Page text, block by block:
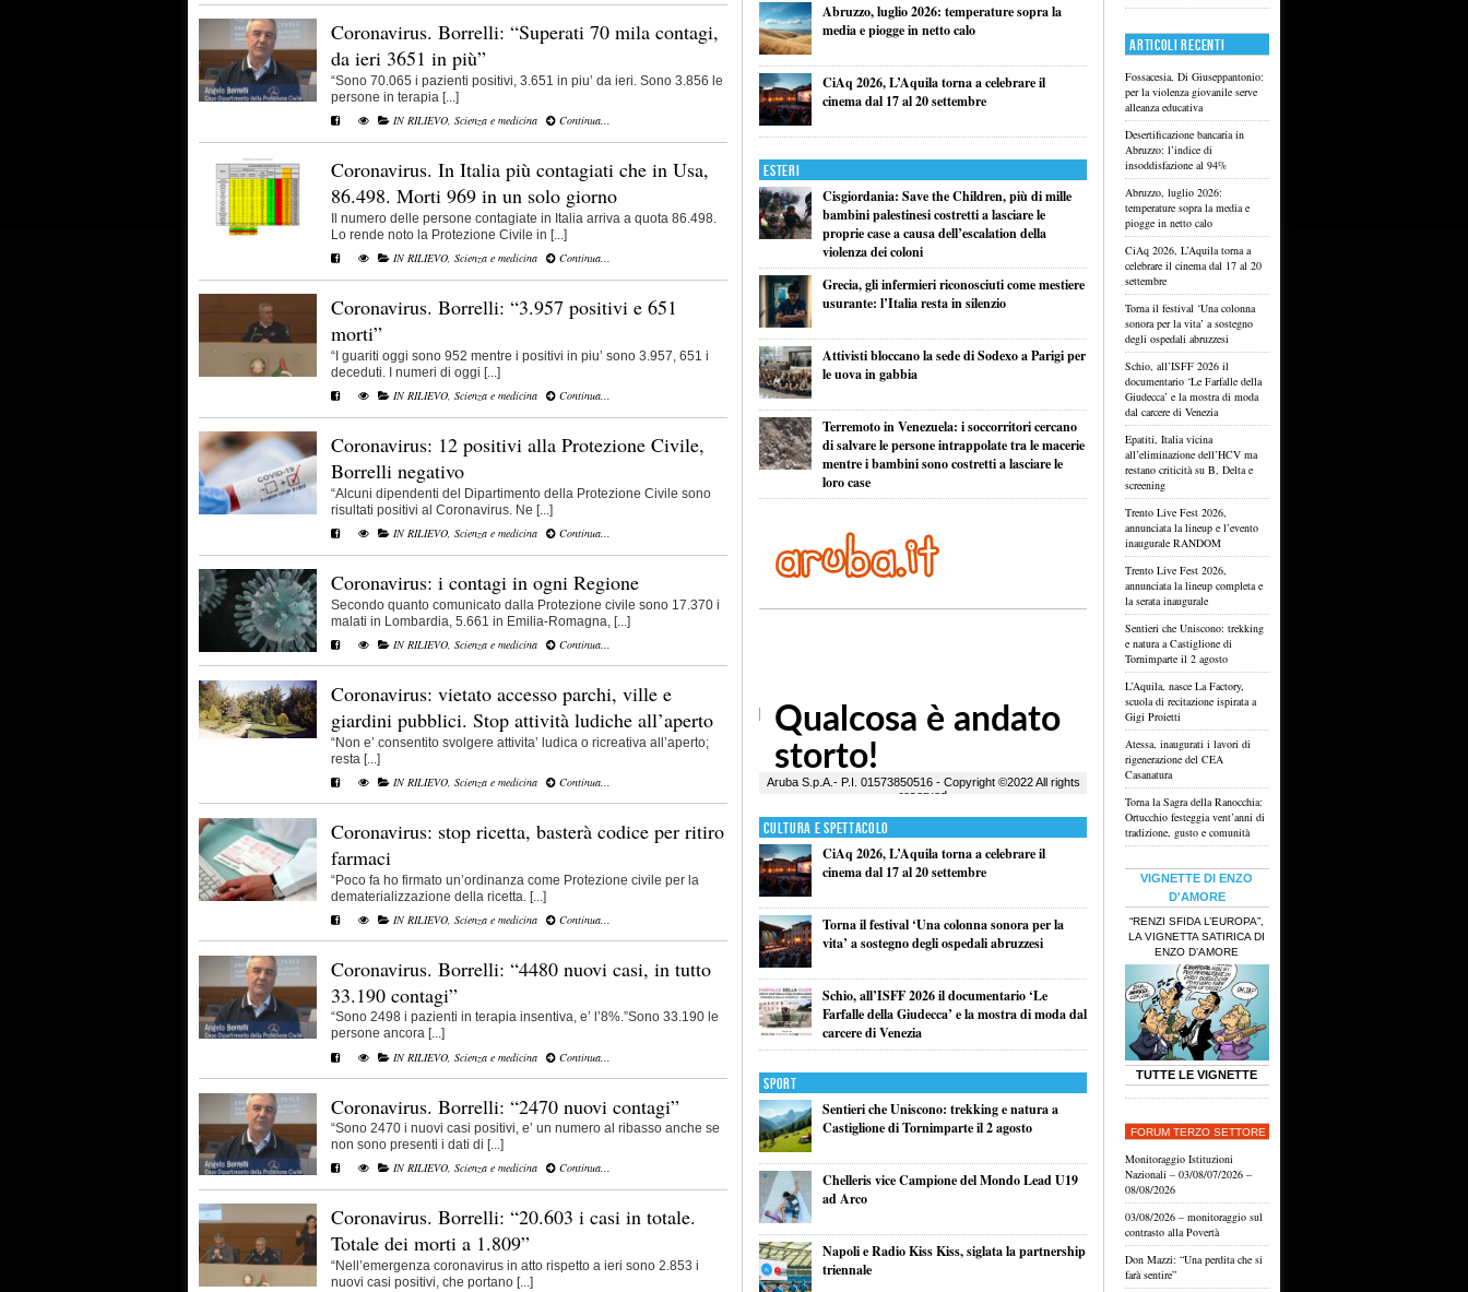
Coronavirus. Borrelli: “Superati 70 mila contagi,
da ieri 3651 in più”
“Sono 70.065 i pazienti positivi, 3.651 in piu’ da ieri. Sono 3.856 le
persone in terapia [...]
IN RILIEVO, Scienza e medicina Continua...
Coronavirus. In Italia più contagiati che in Usa,
86.498. Morti 969 in un solo giorno
Il numero delle persone contagiate in Italia arriva a quota 86.498.
Lo rende noto la Protezione Civile in [...]
IN RILIEVO, Scienza e medicina Continua...
Coronavirus. Borrelli: “3.957 positivi e 651
morti”
“I guariti oggi sono 952 mentre i positivi in piu’ sono 3.957, 651 i
deceduti. I numeri di oggi [...]
IN RILIEVO, Scienza e medicina Continua...
Coronavirus: 12 positivi alla Protezione Civile,
Borrelli negativo
“Alcuni dipendenti del Dipartimento della Protezione Civile sono
risultati positivi al Coronavirus. Ne [...]
IN RILIEVO, Scienza e medicina Continua...
Coronavirus: i contagi in ogni Regione
Secondo quanto comunicato dalla Protezione civile sono 17.370 i
malati in Lombardia, 5.661 in Emilia-Romagna, [...]
IN RILIEVO, Scienza e medicina Continua...
Coronavirus: vietato accesso parchi, ville e
giardini pubblici. Stop attività ludiche all’aperto
“Non e’ consentito svolgere attivita’ ludica o ricreativa all’aperto;
resta [...]
IN RILIEVO Scienza e medicina Continua...
Coronavirus: stop ricetta, basterà codice per ritiro
farmaci
“Poco fa ho firmato un’ordinanza come Protezione civile per la
dematerializzazione della ricetta. [...]
IN RILIEVO Scienza e medicina Continua...
Coronavirus. Borrelli: “4480 nuovi casi, in tutto
33.190 contagi”
“Sono 2498 i pazienti in terapia insentiva, e’ l’8%.”Sono 33.190 le
persone ancora [...]
IN RILIEVO Scienza e medicina Continua...
Coronavirus. Borrelli: “2470 nuovi contagi”
“Sono 2470 i nuovi casi positivi, e’ un numero al ribasso anche se
non sono presenti i dati di [...]
IN RILIEVO, Scienza e medicina Continua...
Coronavirus. Borrelli: “20.603 i casi in totale.
Totale dei morti a 1.809”
“Nell’emergenza coronavirus in atto rispetto a ieri sono 2.853 i
nuovi casi positivi, che portano [...]
Abruzzo, luglio 2026: temperature sopra la
media e piogge in netto calo
CiAq 2026, L’Aquila torna a celebrare il
cinema dal 17 al 20 settembre
Esteri
Cisgiordania: Save the Children, più di mille
bambini palestinesi costretti a lasciare le
proprie case a causa dell’escalation della
violenza dei coloni
Grecia, gli infermieri riconosciuti come mestiere
usurante: l’Italia resta in silenzio
Attivisti bloccano la sede di Sodexo a Parigi per
le uova in gabbia
Terremoto in Venezuela: i soccorritori cercano
di salvare le persone intrappolate tra le macerie
mentre i bambini sono costretti a lasciare le
loro case
Cultura e Spettacolo
CiAq 2026, L’Aquila torna a celebrare il
cinema dal 17 al 20 settembre
Torna il festival ‘Una colonna sonora per la
vita’ a sostegno degli ospedali abruzzesi
Schio, all’ISFF 2026 il documentario ‘Le
Farfalle della Giudecca’ e la mostra di moda dal
carcere di Venezia
Sport
Sentieri che Uniscono: trekking e natura a
Castiglione di Tornimparte il 2 agosto
Chelleris vice Campione del Mondo Lead U19
ad Arco
Napoli e Radio Kiss Kiss, siglata la partnership
triennale
ARTICOLI RECENTI
Fossacesia, Di Giuseppantonio:
per la violenza giovanile serve
alleanza educativa
Desertificazione bancaria in
Abruzzo: l’indice di
insoddisfazione al 94%
Abruzzo, luglio 2026:
temperature sopra la media e
piogge in netto calo
CiAq 2026, L’Aquila torna a
celebrare il cinema dal 17 al 20
settembre
Torna il festival ‘Una colonna
sonora per la vita’ a sostegno
degli ospedali abruzzesi
Schio, all’ISFF 2026 il
documentario ‘Le Farfalle della
Giudecca’ e la mostra di moda
dal carcere di Venezia
Epatiti, Italia vicina
all’eliminazione dell’HCV ma
restano criticità su B, Delta e
screening
Trento Live Fest 2026,
annunciata la lineup e l’evento
inaugurale RANDOM
Trento Live Fest 2026,
annunciata la lineup completa e
la serata inaugurale
Sentieri che Uniscono: trekking
e natura a Castiglione di
Tornimparte il 2 agosto
L’Aquila, nasce La Factory,
scuola di recitazione ispirata a
Gigi Proietti
Atessa, inaugurati i lavori di
rigenerazione del CEA
Casanatura
Torna la Sagra della Ranocchia:
Ortucchio festeggia vent’anni di
tradizione, gusto e comunità
VIGNETTE DI ENZO
D'AMORE
“RENZI SFIDA L’EUROPA”,
LA VIGNETTA SATIRICA DI
ENZO D’AMORE
TUTTE LE VIGNETTE
FORUM TERZO SETTORE
Monitoraggio Istituzioni
Nazionali – 03/08/07/2026 –
08/08/2026
03/08/2026 – monitoraggio sul
contrasto alla Povertà
Don Mazzi: “Una perdita che si
farà sentire”